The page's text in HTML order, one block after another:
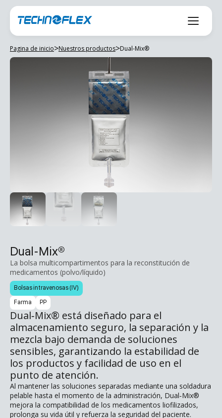
Saltar
contenido
Pagina de inicio>Nuestros productos>Dual-Mix®
Dual-Mix®
La bolsa multicompartimentos para la reconstitución de
medicamentos (polvo/líquido)
Bolsas intravenosas (IV)
Farma
PP
Dual‑Mix® está diseñado para el
almacenamiento seguro, la separación y la
mezcla bajo demanda de soluciones
sensibles, garantizando la estabilidad de
los productos y facilidad de uso en el
punto de atención.
Al mantener las soluciones separadas mediante una soldadura
pelable hasta el momento de la administración, Dual‑Mix®
mejora la compatibilidad de los medicamentos liofilizados,
prolonga su vida útil y refuerza la seguridad del paciente.